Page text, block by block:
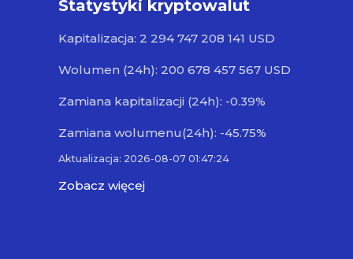
Statystyki kryptowalut
Kapitalizacja: 2 294 747 208 141 USD
Wolumen (24h): 200 678 457 567 USD
Zamiana kapitalizacji (24h): -0.39%
Zamiana wolumenu(24h): -45.75%
Aktualizacja: 2026-08-07 01:47:24
Zobacz więcej